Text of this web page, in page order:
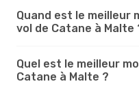
Quand est le meilleur
vol de Catane à Malte
Quel est le meilleur
Catane à Malte ?